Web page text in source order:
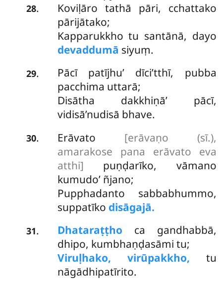
28.
Koviḷāro tathā pāri, cchattako
pārijātako;
Kapparukkho tu santānā, dayo
devaddumā siyuṃ.
29.
Pācī patījhu’ dīci’tthī, pubba
pacchima uttarā;
Disātha dakkhiṇā’ pācī,
vidisā’nudisā bhave.
30. Erāvato [erāvaṇo (sī.),
amarakose pana erāvato eva
atthi] puṇḍarīko, vāmano
kumudo’ ñjano;
Pupphadanto sabbabhummo,
suppatīko disāgajā.
31. Dhataraṭṭho ca gandhabbā,
dhipo, kumbhaṇḍasāmi tu;
Viruḷhako, virūpakkho, tu
nāgādhipatīrito.